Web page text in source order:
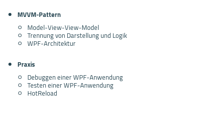
MVVM-Pattern
Model-View-View-Model
Trennung von Darstellung und Logik
WPF-Architektur
Praxis
Debuggen einer WPF-Anwendung
Testen einer WPF-Anwendung
HotReload